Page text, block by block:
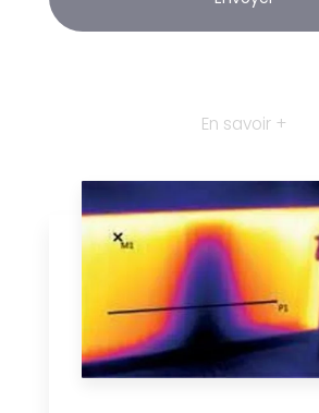
En savoir +